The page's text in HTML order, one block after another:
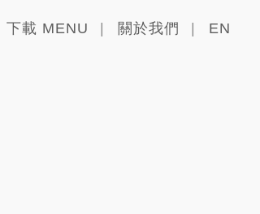
下載 MENU 關於我們 EN